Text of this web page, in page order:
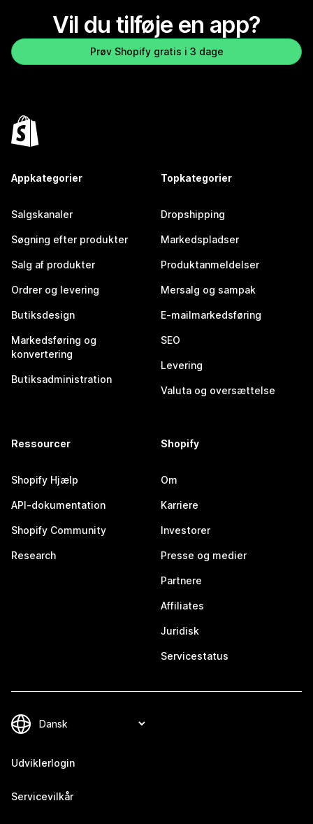
Vil du tilføje en app?
Prøv Shopify gratis i 3 dage
Appkategorier
Salgskanaler
Søgning efter produkter
Salg af produkter
Ordrer og levering
Butiksdesign
Markedsføring og
konvertering
Butiksadministration
Topkategorier
Dropshipping
Markedspladser
Produktanmeldelser
Mersalg og sampak
E-mailmarkedsføring
SEO
Levering
Valuta og oversættelse
Ressourcer
Shopify Hjælp
API-dokumentation
Shopify Community
Research
Shopify
Om
Karriere
Investorer
Presse og medier
Partnere
Affiliates
Juridisk
Servicestatus
Udviklerlogin
Servicevilkår